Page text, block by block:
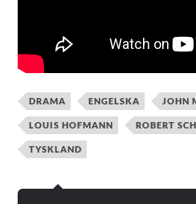
DRAMA ENGELSKA JOHN
LOUIS HOFMANN ROBERT
TYSKLAND